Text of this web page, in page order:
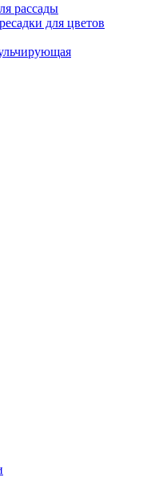
рассады
для цветов